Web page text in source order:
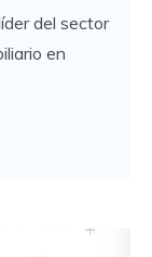
del sector
en